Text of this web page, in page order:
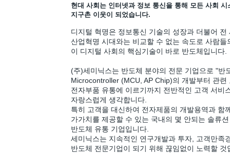
현대 사회는 인터넷과 정보 통신을 통해 모든 사회
지구촌 이웃이 되었습니다.
디지털 혁명은 정보통신 기술의 성장과 더불어
산업혁명 시대와는 비교할 수 없는 속도로 사람
이 디지털 사회의 핵심기술이 바로 반도체입니다.
(주)세미닉스는 반도체 분야의 전문 기업으로 "반
Microcontroller (MCU, AP Chip)의 개발부터 관
전자부품 유통에 이르기까지 전반적인 고객 서비
자랑스럽게 생각합니다.
특히 고객을 대신하여 전자제품의 개발용역과 함
가가치를 제공할 수 있는 국내의 몇 안되는 솔류
반도체 유통 기업입니다.
세미닉스는 지속적인 연구개발과 투자, 고객만족
반도체 전문기업이 되기 위해 끊임없이 노력할 것